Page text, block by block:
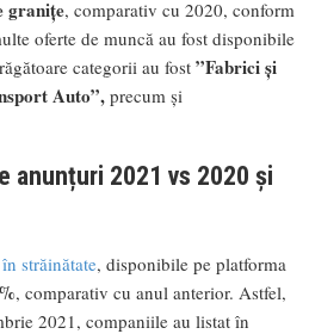
granițe, comparativ cu 2020, conform
oferte de muncă au fost disponibile
categorii au fost ”Fabrici și
Auto”, precum și
anunțuri 2021 vs 2020 și
străinătate, disponibile pe platforma
, comparativ cu anul anterior. Astfel,
2021, companiile au listat în